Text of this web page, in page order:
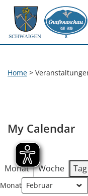
Home >
My Calendar
Monat Woche Tag
Monat